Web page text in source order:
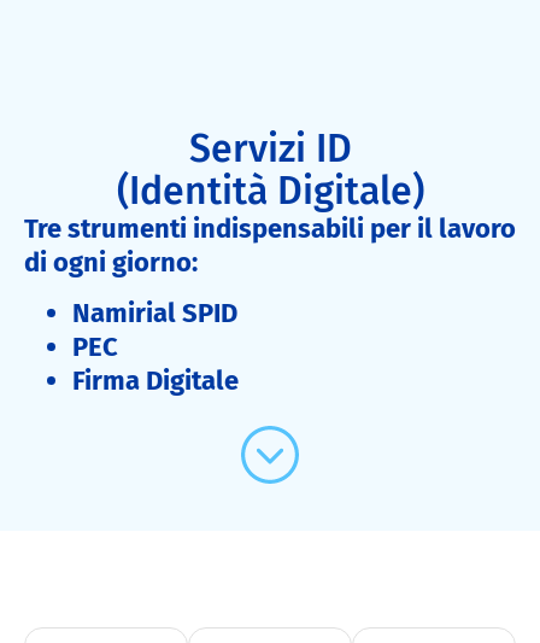
Servizi ID
(Identità Digitale)
Tre strumenti indispensabili per il lavoro
di ogni giorno:
Namirial SPID
PEC
Firma Digitale